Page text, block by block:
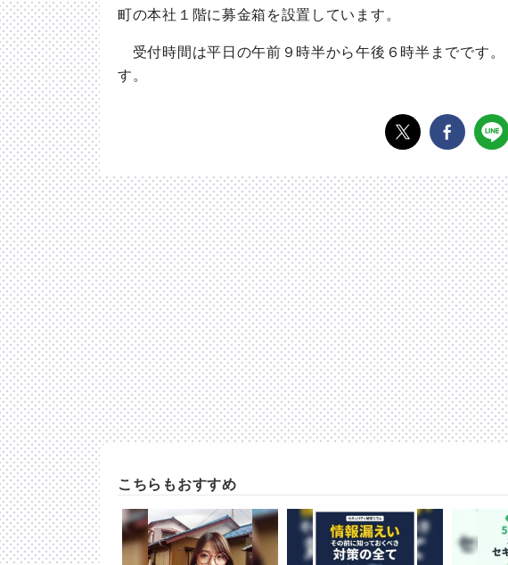
町の本社１階に募金箱を設置しています。
受付時間は平日の午前９時半から午後６時半までです。
す。
こちらもおすすめ